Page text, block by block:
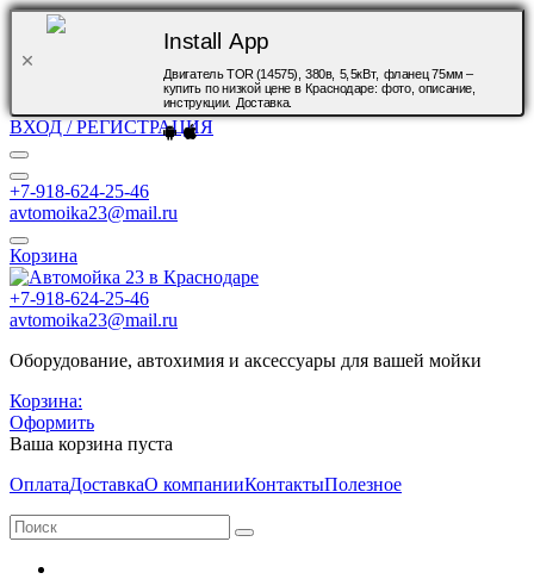
Install App
Двигатель TOR (14575), 380в, 5,5кВт, фланец 75мм –
купить по низкой цене в Краснодаре: фото, описание,
инструкции. Доставка.
ВХОД / РЕГИСТРАЦИЯ
+7-918-624-25-46
avtomoika23@mail.ru
Корзина
+7-918-624-25-46
avtomoika23@mail.ru
Оборудование, автохимия и аксессуары для вашей мойки
Корзина:
Оформить
Ваша корзина пуста
ОплатаДоставкаО компанииКонтактыПолезное